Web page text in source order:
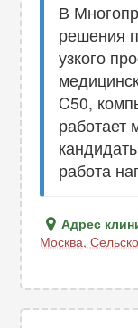
В
решения
узкого
C50,
работает
работа
Адрес
Москва,